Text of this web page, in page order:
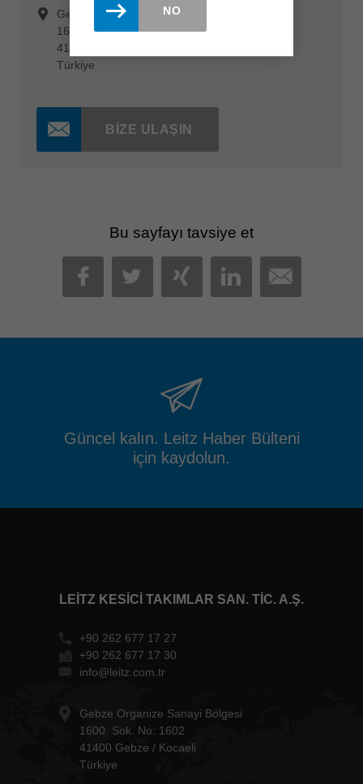
Gebze Organize Sanayi Bölgesi
1600. Sok. No: 1602
41400 Gebze / Kocaeli
Türkiye
BIZE ULAŞIN
Bu sayfayı tavsiye et
FACEBOOK
TWITTER
XINGLINKEDIN
MAIL
Güncel kalın. Leitz Haber Bülteni
için kaydolun.
LEITZ KESICI TAKIMLAR SAN. TIC. A.Ş.
+90 262 677 17 27
+90 262 677 17 30
info@leitz.com.tr
Gebze Organize Sanayi Bölgesi
1600. Sok. No: 1602
41400 Gebze / Kocaeli
Türkiye
NO